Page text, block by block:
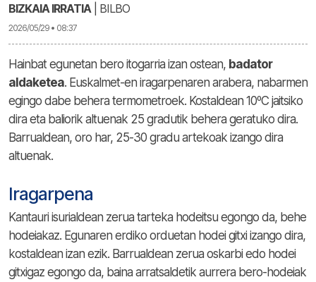
BIZKAIA IRRATIA | BILBO
2026/05/29 • 08:37
Hainbat egunetan bero itogarria izan ostean, badator
aldaketea. Euskalmet-en iragarpenaren arabera, nabarmen
egingo dabe behera termometroek. Kostaldean 10ºC jaitsiko
dira eta baliorik altuenak 25 gradutik behera geratuko dira.
Barrualdean, oro har, 25-30 gradu artekoak izango dira
altuenak.
Iragarpena
Kantauri isurialdean zerua tarteka hodeitsu egongo da, behe
hodeiakaz. Egunaren erdiko orduetan hodei gitxi izango dira,
kostaldean izan ezik. Barrualdean zerua oskarbi edo hodei
gitxigaz egongo da, baina arratsaldetik aurrera bero-hodeiak